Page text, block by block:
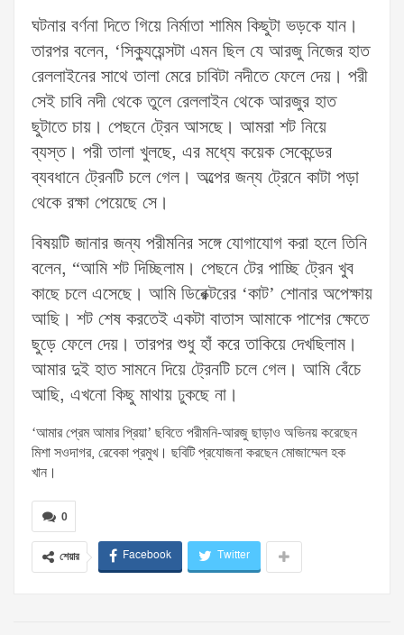
ঘটনার বর্ণনা দিতে গিয়ে নির্মাতা শামিম কিছুটা ভড়কে যান।
তারপর বলেন, ‘সিক্যুয়েন্সটা এমন ছিল যে আরজু নিজের হাত
রেললাইনের সাথে তালা মেরে চাবিটা নদীতে ফেলে দেয়। পরী
সেই চাবি নদী থেকে তুলে রেললাইন থেকে আরজুর হাত
ছুটাতে চায়। পেছনে ট্রেন আসছে। আমরা শট নিয়ে
ব্যস্ত। পরী তালা খুলছে, এর মধ্যে কয়েক সেকেন্ডের
ব্যবধানে ট্রেনটি চলে গেল। অল্পের জন্য ট্রেনে কাটা পড়া
থেকে রক্ষা পেয়েছে সে।
বিষয়টি জানার জন্য পরীমনির সঙ্গে যোগাযোগ করা হলে তিনি
বলেন, “আমি শট দিচ্ছিলাম। পেছনে টের পাচ্ছি ট্রেন খুব
কাছে চলে এসেছে। আমি ডিরেক্টরের ‘কাট’ শোনার অপেক্ষায়
আছি। শট শেষ করতেই একটা বাতাস আমাকে পাশের ক্ষেতে
ছুড়ে ফেলে দেয়। তারপর শুধু হাঁ করে তাকিয়ে দেখছিলাম।
আমার দুই হাত সামনে দিয়ে ট্রেনটি চলে গেল। আমি বেঁচে
আছি, এখনো কিছু মাথায় ঢুকছে না।
‘আমার প্রেম আমার প্রিয়া’ ছবিতে পরীমনি-আরজু ছাড়াও অভিনয় করেছেন
মিশা সওদাগর, রেবেকা প্রমুখ। ছবিটি প্রযোজনা করছেন মোজাম্মেল হক
খান।
0
শেয়ার Facebook Twitter